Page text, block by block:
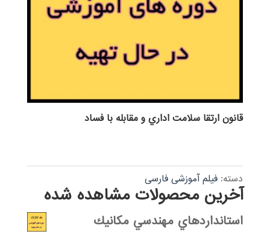
قانون ارتقا سلامت اداري و مقابله با فساد
دسته: فیلم آموزشی فارسی
آخرین محصولات مشاهده شده
استانداردهاي مهندسي مكانيك